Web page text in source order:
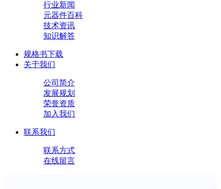
行业新闻
元器件百科
技术资讯
知识解答
规格书下载
关于我们
公司简介
发展规划
荣誉资质
加入我们
联系我们
联系方式
在线留言